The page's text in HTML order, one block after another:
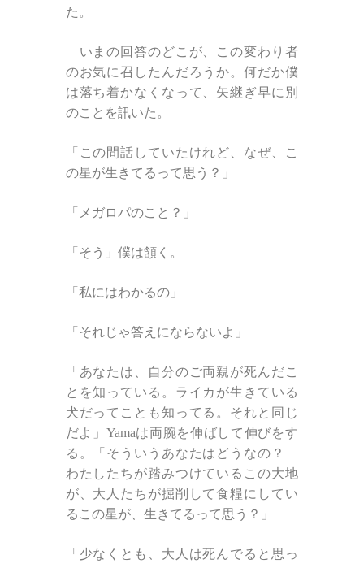
た。
いまの回答のどこが、この変わり者
のお気に召したんだろうか。何だか僕
は落ち着かなくなって、矢継ぎ早に別
のことを訊いた。
「この間話していたけれど、なぜ、こ
の星が生きてるって思う？」
「メガロパのこと？」
「そう」僕は頷く。
「私にはわかるの」
「それじゃ答えにならないよ」
「あなたは、自分のご両親が死んだこ
とを知っている。ライカが生きている
犬だってことも知ってる。それと同じ
だよ」Yamaは両腕を伸ばして伸びをす
る。「そういうあなたはどうなの？
わたしたちが踏みつけているこの大地
が、大人たちが掘削して食糧にしてい
るこの星が、生きてるって思う？」
「少なくとも、大人は死んでると思っ